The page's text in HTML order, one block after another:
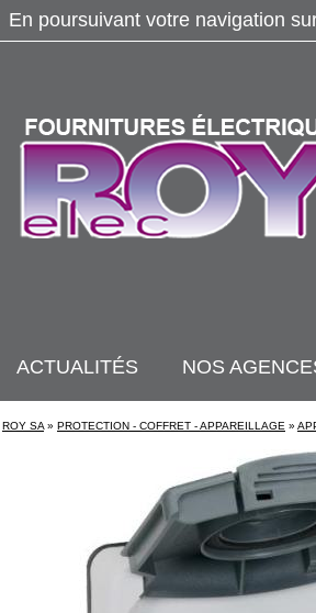
ACTUALITÉS NOS
ROY SA » PROTECTION - COFFRET - APPAREILLAGE »
En poursuivant votre navigation